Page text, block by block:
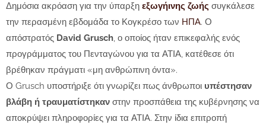
Δημόσια ακρόαση για την ύπαρξη εξωγήινης ζωής συγκάλεσε
την περασμένη εβδομάδα το Κογκρέσο των ΗΠΑ. Ο
απόστρατός David Grusch, ο οποίος ήταν επικεφαλής ενός
προγράμματος του Πενταγώνου για τα ΑΤΙΑ, κατέθεσε ότι
βρέθηκαν πράγματι «μη ανθρώπινη όντα».
Ο Grusch υποστήριξε ότι γνωρίζει πως άνθρωποι υπέστησαν
βλάβη ή τραυματίστηκαν στην προσπάθεια της κυβέρνησης να
αποκρύψει πληροφορίες για τα ΑΤΙΑ. Στην ίδια επιτροπή